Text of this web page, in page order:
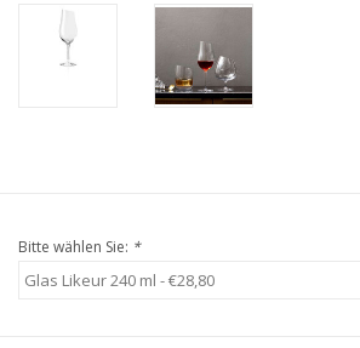
Bitte wählen Sie: *